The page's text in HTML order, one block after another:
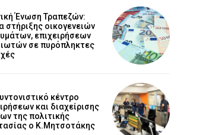
Ένωση Τραπεζών:
στήριξης οικογενειών
επιχειρήσεων
σε πυρόπληκτες
κέντρο
και διαχείρισης
της πολιτικής
ο Κ.Μητσοτάκης